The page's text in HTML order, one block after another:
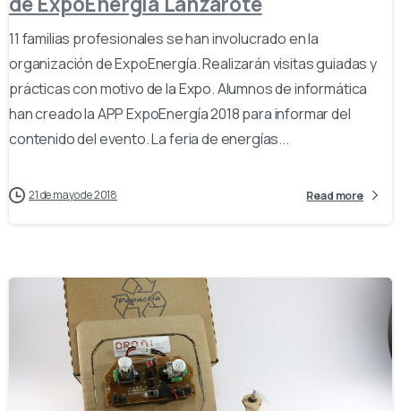
11 familias profesionales se han involucrado en la
organización de ExpoEnergía. Realizarán visitas guiadas y
prácticas con motivo de la Expo. Alumnos de informática
han creado la APP ExpoEnergía 2018 para informar del
contenido del evento. La feria de energías...
21 de mayo de 2018 Read more